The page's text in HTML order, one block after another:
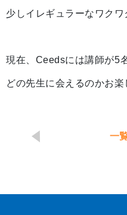
少しイレギュラーなワクワ
現在、Ceedsには講師が5
どの先生に会えるのかお楽
一